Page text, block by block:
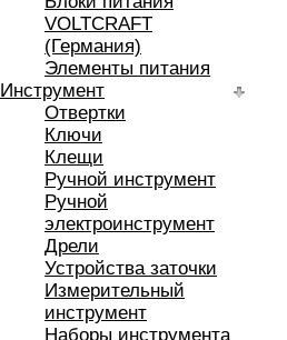
VOLTCRAFT
(Германия)
Элементы питания
Инструмент
Отвертки
Ключи
Клещи
Ручной инструмент
Ручной
электроинструмент
Дрели
Устройства заточки
Измерительный
инструмент
Наборы инструмента